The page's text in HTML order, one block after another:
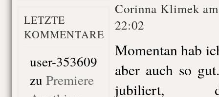
LETZTE
KOMMENTARE
user-353609
zu Premiere
Corinna Klimek
22:02
Momentan hab
aber auch so
jubiliert,